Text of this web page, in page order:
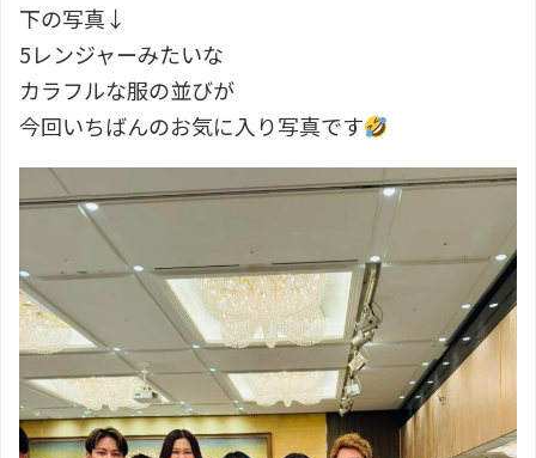
下の写真↓
5レンジャーみたいな
カラフルな服の並びが
今回いちばんのお気に入り写真です